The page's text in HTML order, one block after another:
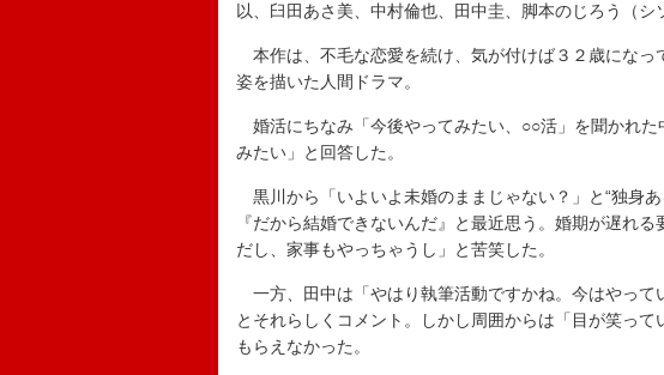
以、臼田あさ美、中村倫也、田中圭、脚本のじろう（シ
本作は、不毛な恋愛を続け、気が付けば３２歳になっ
姿を描いた人間ドラマ。
婚活にちなみ「今後やってみたい、○○活」を聞かれた
みたい」と回答した。
黒川から「いよいよ未婚のままじゃない？」と“独身
『だから結婚できないんだ』と最近思う。婚期が遅れ
だし、家事もやっちゃうし」と苦笑した。
一方、田中は「やはり執筆活動ですかね。今はやって
とそれらしくコメント。しかし周囲からは「目が笑っ
もらえなかった。